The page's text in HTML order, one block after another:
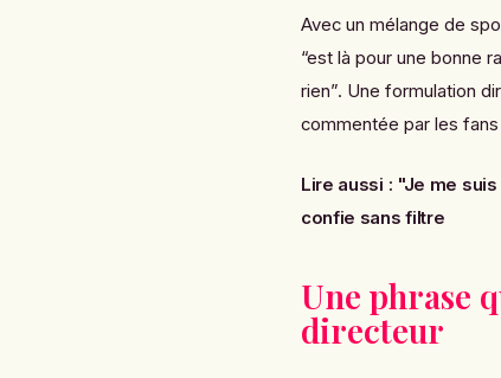
Avec un mélange de
“est là pour une bonne
rien”. Une formulation
commentée par les fans
Lire aussi : "Je me
confie sans filtre
Une phrase
directeur